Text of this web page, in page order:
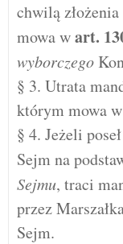
chwilą
mowa wart.
wyborczego
§ 3. Utrata
którym mowa
§ 4. Jeżeli
Sejm na
Sejmu, traci
przez
Sejm.